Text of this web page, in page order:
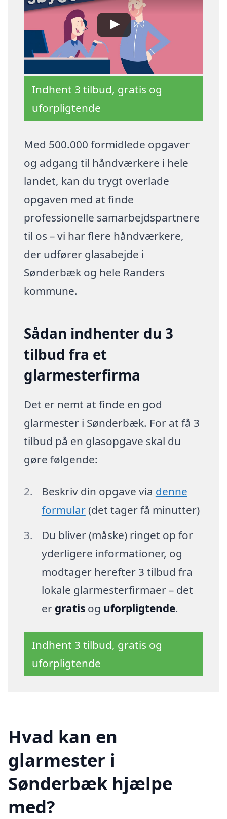
Indhent 3 tilbud, gratis og
uforpligtende
Med 500.000 formidlede opgaver
og adgang til håndværkere i hele
landet, kan du trygt overlade
opgaven med at finde
professionelle samarbejdspartnere
til os – vi har flere håndværkere,
der udfører glasabejde i
Sønderbæk og hele Randers
kommune.
Sådan indhenter du 3
tilbud fra et
glarmesterfirma
Det er nemt at finde en god
glarmester i Sønderbæk. For at få 3
tilbud på en glasopgave skal du
gøre følgende:
Beskriv din opgave via denne
formular(det tager få minutter)
Du bliver (måske) ringet op for
yderligere informationer, og
modtager herefter 3 tilbud fra
lokale glarmesterfirmaer – det
er gratisog uforpligtende.
Indhent 3 tilbud, gratis og
uforpligtende
Hvad kan en
glarmester i
Sønderbæk hjælpe
med?